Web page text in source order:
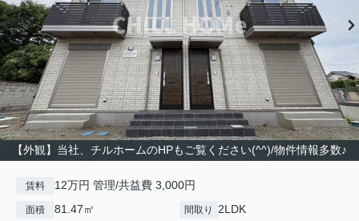
【外観】当社、チルホームのHPもご覧ください(^^)/物件情報多数♪
賃料 12万円 管理/共益費 3,000円
面積 81.47㎡ 間取り 2LDK